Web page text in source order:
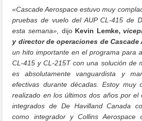
«Cascade Aerospace estuvo muy
pruebas de vuelo del AUP CL-415 de
esta semana»,
dijo Kevin Lemke,
y director de operaciones de Cascade
un hito importante en el programa para
CL-415 y CL-215T con una solución de
es absolutamente vanguardista y
efectivas durante décadas. Estoy muy
realizado en los últimos dos años por el
integrados de De Havilland Canada
como integrador y Collins Aerospace